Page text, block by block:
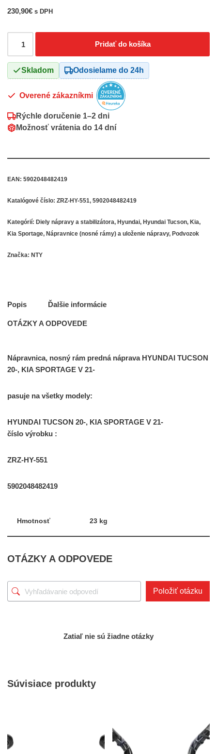
230,90€ s DPH
Pridať do košíka
Skladom Odosielame do 24h
Overené zákazníkmi
Rýchle doručenie 1–2 dni
Možnosť vrátenia do 14 dní
EAN: 5902048482419
Katalógové číslo: ZRZ-HY-551, 5902048482419
Kategórií: Diely nápravy a stabilizátora, Hyundai, Hyundai Tucson, Kia,
Kia Sportage, Nápravnice (nosné rámy) a uloženie nápravy, Podvozok
Značka: NTY
Popis Ďalšie informácie
OTÁZKY A ODPOVEDE
Nápravnica, nosný rám predná náprava HYUNDAI TUCSON
20-, KIA SPORTAGE V 21-
pasuje na všetky modely:
HYUNDAI TUCSON 20-, KIA SPORTAGE V 21-
číslo výrobku :
ZRZ-HY-551
5902048482419
Hmotnosť 23 kg
OTÁZKY A ODPOVEDE
Položiť otázku
Zatiaľ nie sú žiadne otázky
Súvisiace produkty